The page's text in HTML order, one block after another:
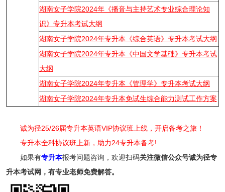
湖南女子学院2024年《播音与主持艺术专业综合理论知
识》专升本考试大纲
湖南女子学院2024年专升本《综合英语》专升本考试大纲
湖南女子学院2024年专升本《中国文学基础》专升本考试
大纲
湖南女子学院2024年专升本《管理学》专升本考试大纲
湖南女子学院2024年专升本免试生综合能力测试工作方案
诚为径25/26届专升本英语VIP协议班上线，开启备考之旅！
专升本全科协议班上新，助力24专升本备考!
如果有专升本报考问题咨询，欢迎扫码关注微信公众号诚为径专
升本考试网，有专业老师免费解答。